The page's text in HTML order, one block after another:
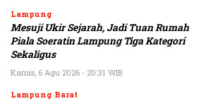
Lampung
Mesuji Ukir Sejarah, Jadi Tuan Rumah
Piala Soeratin Lampung Tiga Kategori
Sekaligus
Kamis, 6 Agu 2026 - 20:31 WIB
Lampung Barat